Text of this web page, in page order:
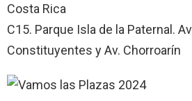
Costa Rica
C15. Parque Isla de la Paternal.
Constituyentes y Av. Chorroarín